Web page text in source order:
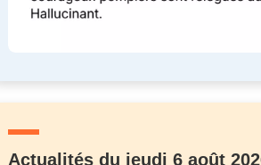
Actualités du jeudi 6 août